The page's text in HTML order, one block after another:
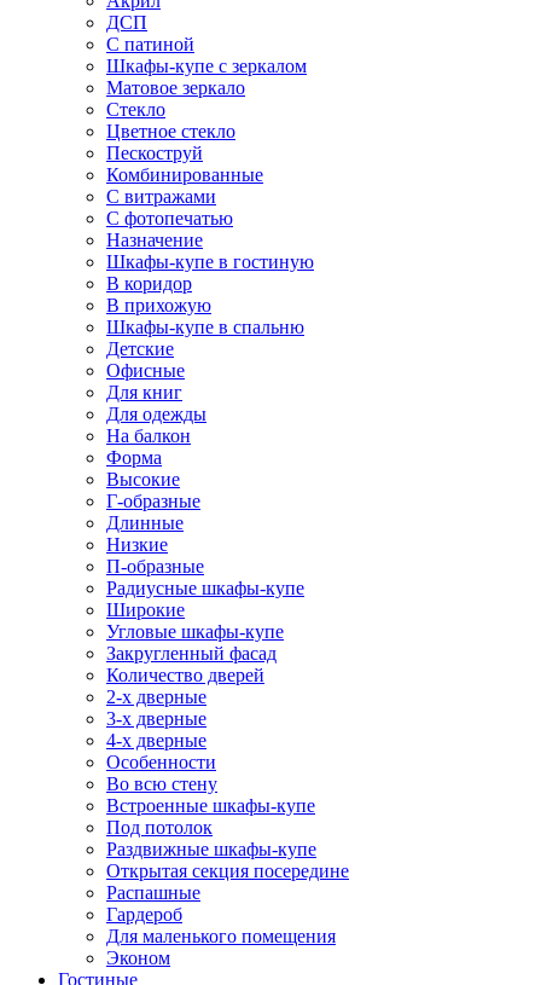
ДСП
С патиной
Шкафы-купе с зеркалом
Матовое зеркало
Стекло
Цветное стекло
Пескоструй
Комбинированные
С витражами
С фотопечатью
Назначение
Шкафы-купе в гостиную
В коридор
В прихожую
Шкафы-купе в спальню
Детские
Офисные
Для книг
Для одежды
На балкон
Форма
Высокие
Г-образные
Длинные
Низкие
П-образные
Радиусные шкафы-купе
Широкие
Угловые шкафы-купе
Закругленный фасад
Количество дверей
2-х дверные
3-х дверные
4-х дверные
Особенности
Во всю стену
Встроенные шкафы-купе
Под потолок
Раздвижные шкафы-купе
Открытая секция посередине
Распашные
Гардероб
Для маленького помещения
Эконом
Гостиные